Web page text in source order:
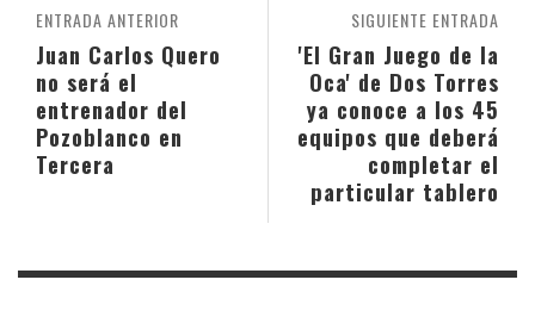
SIGUIENTE ENTRADA
'El Gran Juego de la
Oca' de Dos Torres
ya conoce a los 45
equipos que deberá
completar el
particular tablero
ENTRADA ANTERIOR
Juan Carlos Quero
no será el
entrenador del
Pozoblanco en
Tercera